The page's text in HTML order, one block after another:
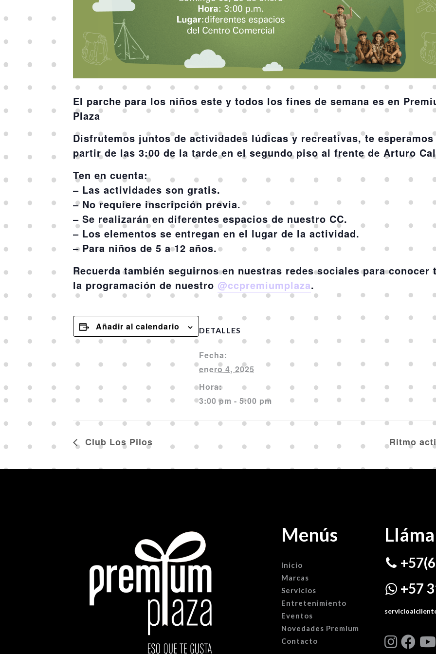
El parche para los niños este y todos los fines de semana es en
Plaza
Disfrutemos juntos de actividades lúdicas y recreativas, te esperamos
partir de las 3:00 de la tarde en el segundo piso al frente de Arturo
Ten en cuenta:
– Las actividades son gratis.
– No requiere inscripción previa.
– Se realizarán en diferentes espacios de nuestro CC.
– Los elementos se entregan en el lugar de la actividad.
– Para niños de 5 a 12 años.
Recuerda también seguirnos en nuestras redes sociales para conocer
la programación de nuestro @ccpremiumplaza.
Añadir al calendario DETALLES
Fecha:
enero 4, 2025
Hora:
3:00 pm - 5:00 pm
Club Los Pilos Ritmo
Menús
Inicio
Marcas
Servicios
Entretenimiento
Eventos
Novedades Premium
Contacto
+57